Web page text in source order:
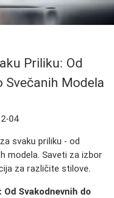
Priliku: Od
Svečanih Modela
04
svaku priliku - od
modela. Saveti za izbor
za različite stilove.
Svakodnevnih do